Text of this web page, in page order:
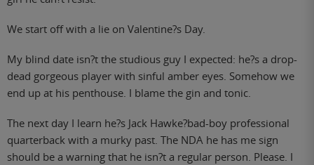
We start off with a lie on Valentine?s Day.
My blind date isn?t the studious guy I expected: he?s a drop-
dead gorgeous player with sinful amber eyes. Somehow we
end up at his penthouse. I blame the gin and tonic.
The next day I learn he?s Jack Hawke?bad-boy professional
quarterback with a murky past. The NDA he has me sign
should be a warning that he isn?t a regular person. Please. I